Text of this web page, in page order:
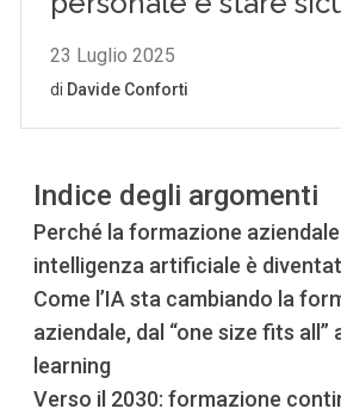
Indice degli argomenti
Perché la formazione
intelligenza artificiale è
Come l’IA sta cambiando la
aziendale, dal “one size fits all”
learning
Verso il 2030: formazione